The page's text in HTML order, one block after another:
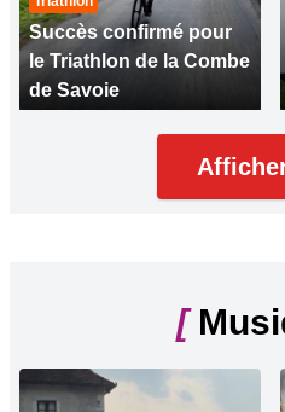
Succès confirmé pour
le Triathlon de la Combe
de Savoie
[